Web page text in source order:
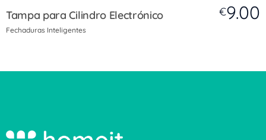
Tampa para Cilindro Electrónico €9.00
Fechaduras Inteligentes